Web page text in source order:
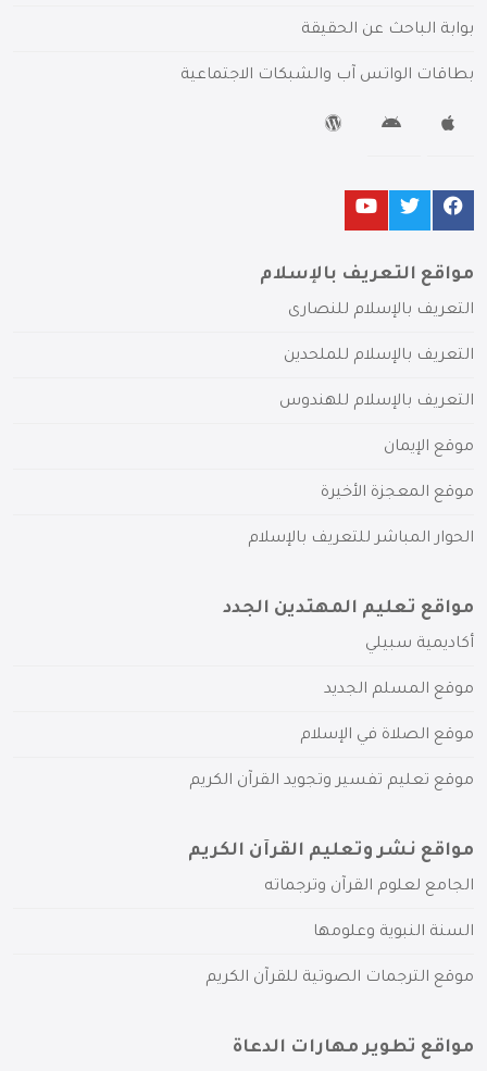
بوابة الباحث عن الحقيقة
بطاقات الواتس آب والشبكات الاجتماعية
مواقع التعريف بالإسلام
التعريف بالإسلام للنصارى
التعريف بالإسلام للملحدين
التعريف بالإسلام للهندوس
موقع الإيمان
موقع المعجزة الأخيرة
الحوار المباشر للتعريف بالإسلام
مواقع تعليم المهتدين الجدد
أكاديمية سبيلي
موقع المسلم الجديد
موقع الصلاة في الإسلام
موقع تعليم تفسير وتجويد القرآن الكريم
مواقع نشر وتعليم القرآن الكريم
الجامع لعلوم القرآن وترجماته
السنة النبوية وعلومها
موقع الترجمات الصوتية للقرآن الكريم
مواقع تطوير مهارات الدعاة